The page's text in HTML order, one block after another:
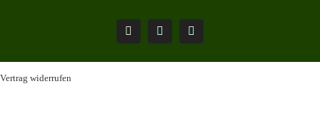
PinterestFacebookInstagram
Vertrag widerrufen